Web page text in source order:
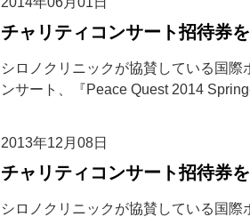
チャリティコンサート招待券
シロノクリニックが協賛している国
ンサート、『Peace Quest 2014
2013年12月08日
チャリティコンサート招待券
シロノクリニックが協賛している国